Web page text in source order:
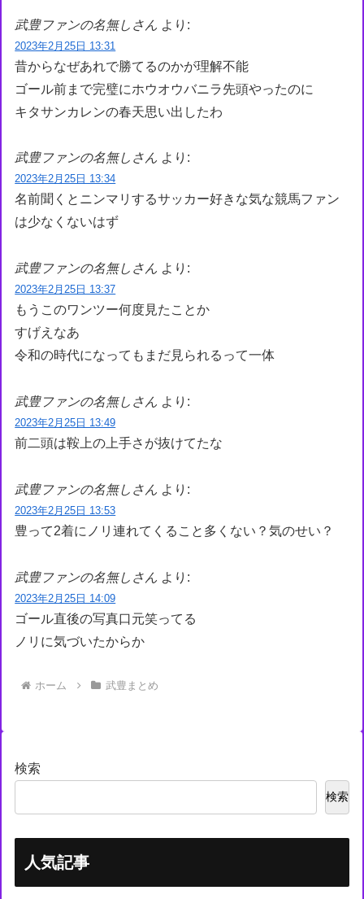
武豊ファンの名無しさん より:
2023年2月25日 13:31
昔からなぜあれで勝てるのかが理解不能
ゴール前まで完璧にホウオウバニラ先頭やったのに
キタサンカレンの春天思い出したわ
武豊ファンの名無しさん より:
2023年2月25日 13:34
名前聞くとニンマリするサッカー好きな気な競馬ファン
は少なくないはず
武豊ファンの名無しさん より:
2023年2月25日 13:37
もうこのワンツー何度見たことか
すげえなあ
令和の時代になってもまだ見られるって一体
武豊ファンの名無しさん より:
2023年2月25日 13:49
前二頭は鞍上の上手さが抜けてたな
武豊ファンの名無しさん より:
2023年2月25日 13:53
豊って2着にノリ連れてくること多くない？気のせい？
武豊ファンの名無しさん より:
2023年2月25日 14:09
ゴール直後の写真口元笑ってる
ノリに気づいたからか
ホーム 武豊まとめ
検索
検索
人気記事